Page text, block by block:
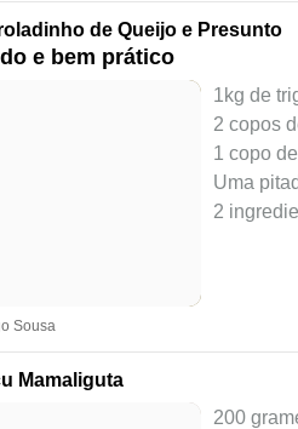
de Queijo e Presunto
e bem prático
1kg de
2 copos
1 copo
Uma
2
Sousa
Mamaliguta
200